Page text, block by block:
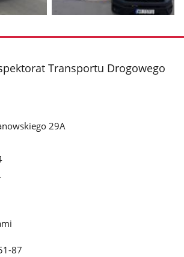
zdjęcie
galerii.
Transportu Drogowego
29A
87